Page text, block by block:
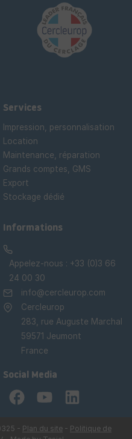
Services
Impression, personnalisation
Location
Maintenance, réparation
Grands comptes, GMS
Export
Stockage dédié
Informations
Appelez-nous : +33 (0)3 66
24 00 30
info@cercleurop.com
Cercleurop
283, rue Auguste Marchal
59571 Jeumont
France
Social Media
- Plan du site - Politique de